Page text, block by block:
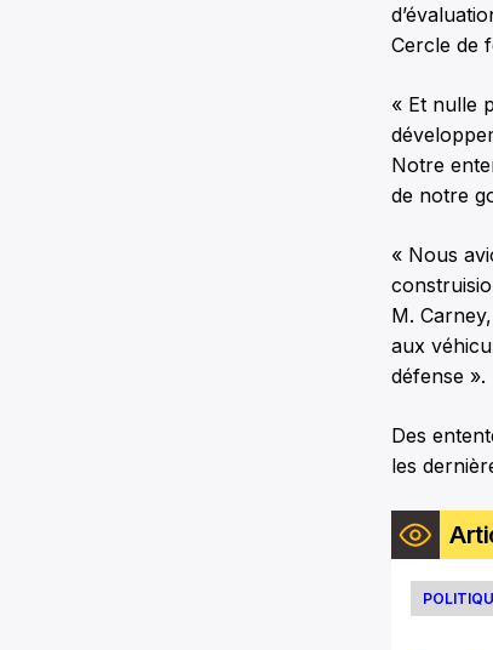
Cercle de
« Et nulle
Notre
de notre
« Nous
M.
aux
défense ».
Des
les